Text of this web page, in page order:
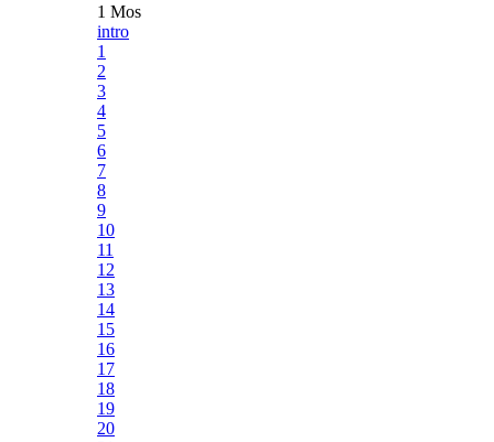
1 Mos
intro
1
2
3
4
5
6
7
8
9
10
11
12
13
14
15
16
17
18
19
20